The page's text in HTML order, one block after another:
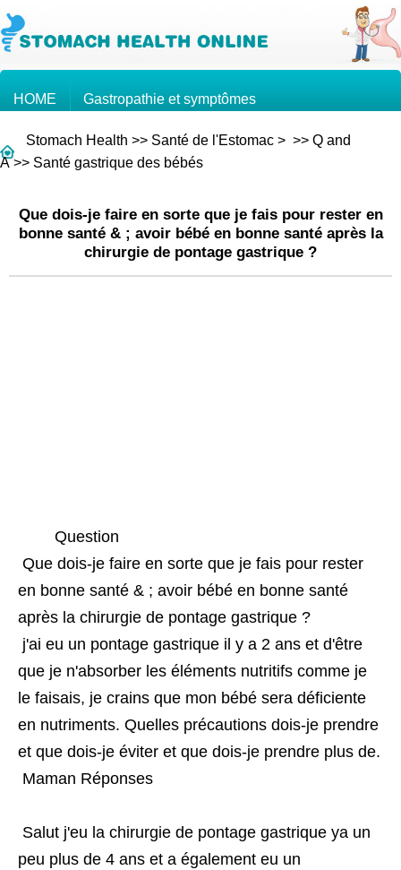
HOME Gastropathie et symptômes
Connaissances sur l'estomac
Questions et Réponses
Stomach Health >> Santé de l'Estomac > >> Q and
A>> Santé gastrique des bébés
Que dois-je faire en sorte que je fais pour rester en
bonne santé & ; avoir bébé en bonne santé après la
chirurgie de pontage gastrique ?
Question
en bonne santé & ; avoir bébé en bonne santé
après la chirurgie de pontage gastrique ?
que je n'absorber les éléments nutritifs comme je
le faisais, je crains que mon bébé sera déficiente
en nutriments. Quelles précautions dois-je prendre
Maman Réponses
peu plus de 4 ans et a également eu un